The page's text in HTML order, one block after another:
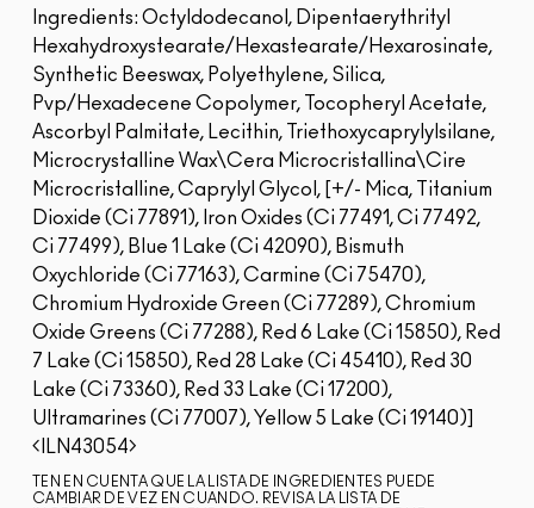
Ingredients: Octyldodecanol, Dipentaerythrityl
Hexahydroxystearate/Hexastearate/Hexarosinate,
Synthetic Beeswax, Polyethylene, Silica,
Pvp/Hexadecene Copolymer, Tocopheryl Acetate,
Ascorbyl Palmitate, Lecithin, Triethoxycaprylylsilane,
Microcrystalline Wax\Cera Microcristallina\Cire
Microcristalline, Caprylyl Glycol, [+/- Mica, Titanium
Dioxide (Ci 77891), Iron Oxides (Ci 77491, Ci 77492,
Ci 77499), Blue 1 Lake (Ci 42090), Bismuth
Oxychloride (Ci 77163), Carmine (Ci 75470),
Chromium Hydroxide Green (Ci 77289), Chromium
Oxide Greens (Ci 77288), Red 6 Lake (Ci 15850), Red
7 Lake (Ci 15850), Red 28 Lake (Ci 45410), Red 30
Lake (Ci 73360), Red 33 Lake (Ci 17200),
Ultramarines (Ci 77007), Yellow 5 Lake (Ci 19140)]
ILN43054
TEN EN CUENTA QUE LA LISTA DE INGREDIENTES PUEDE
CAMBIAR DE VEZ EN CUANDO. REVISA LA LISTA DE